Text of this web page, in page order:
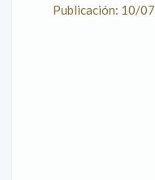
Publicación: 10/